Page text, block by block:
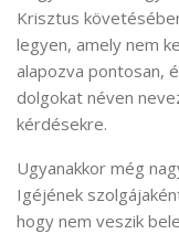
Krisztus
legyen, amely nem
alapozva pontosan,
dolgokat néven
kérdésekre.
Ugyanakkor még
Igéjének
hogy nem veszik